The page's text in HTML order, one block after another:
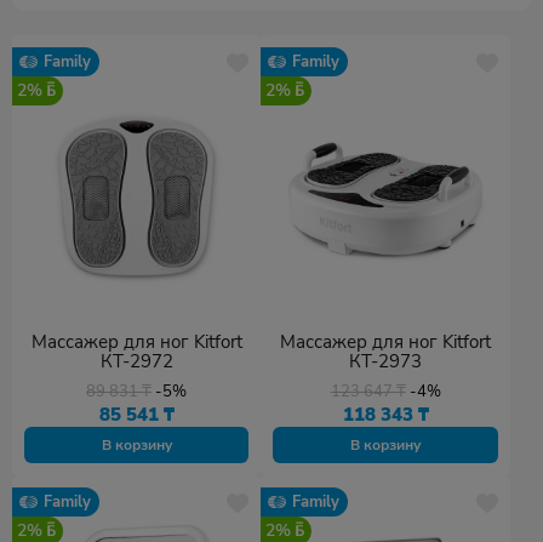
Family
2%
Массажер для ног Kitfort
КТ-2972
89 831₸ -5%
85 541 ₸
В корзину
Family
2%
Массажер для ног Kitfort
КТ-2973
123 647₸ -4%
118 343 ₸
В корзину
Family
2%
Family
2%